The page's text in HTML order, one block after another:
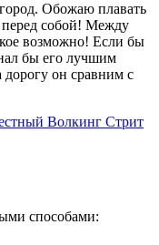
Обожаю плавать
перед собой! Между
возможно! Если бы
бы его лучшим
он сравним с
Волкинг Стрит
способами: